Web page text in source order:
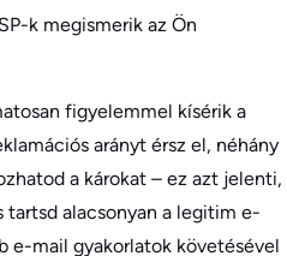
k megismerik az Ön
figyelemmel kísérik a
arányt érsz el, néhány
a károkat – ez azt jelenti,
tartsd alacsonyan a legitim e-
e-mail gyakorlatok követésével